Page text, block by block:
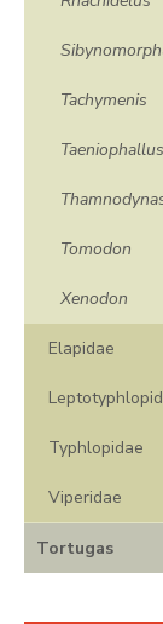
Tachymenis
Taeniophallus
Tomodon
Xenodon
Elapidae
Typhlopidae
Viperidae
Tortugas